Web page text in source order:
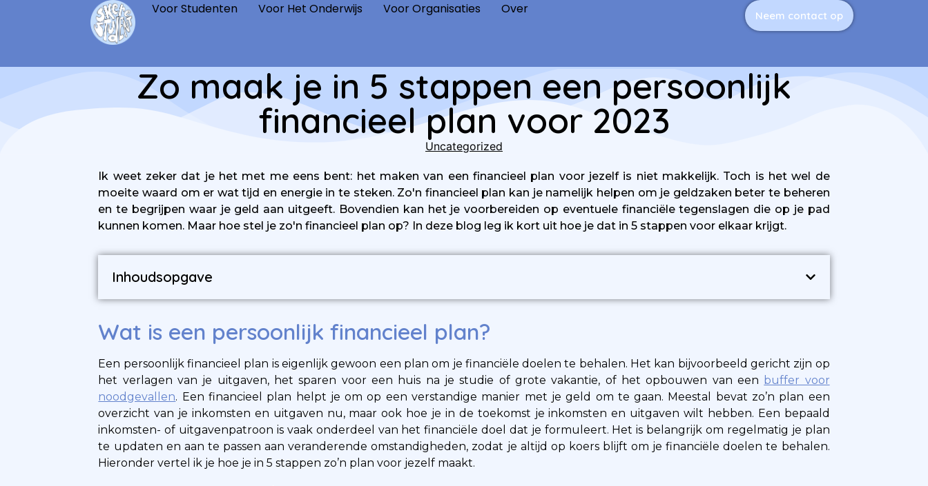
Voor Studenten Voor Het Onderwijs Voor Organisaties Over Neem contact op
Zo maak je in 5 stappen een persoonlijk
financieel plan voor 2023
Uncategorized
Ik weet zeker dat je het met me eens bent: het maken van een financieel plan voor jezelf is niet makkelijk. Toch is het wel de
moeite waard om er wat tijd en energie in te steken. Zo'n financieel plan kan je namelijk helpen om je geldzaken beter te beheren
en te begrijpen waar je geld aan uitgeeft. Bovendien kan het je voorbereiden op eventuele financiële tegenslagen die op je pad
kunnen komen. Maar hoe stel je zo'n financieel plan op? In deze blog leg ik kort uit hoe je dat in 5 stappen voor elkaar krijgt.
Inhoudsopgave
Wat is een persoonlijk financieel plan?
Een persoonlijk financieel plan is eigenlijk gewoon een plan om je financiële doelen te behalen. Het kan bijvoorbeeld gericht zijn op
het verlagen van je uitgaven, het sparen voor een huis na je studie of grote vakantie, of het opbouwen van een buffer voor
noodgevallen. Een financieel plan helpt je om op een verstandige manier met je geld om te gaan. Meestal bevat zo’n plan een
overzicht van je inkomsten en uitgaven nu, maar ook hoe je in de toekomst je inkomsten en uitgaven wilt hebben. Een bepaald
inkomsten- of uitgavenpatroon is vaak onderdeel van het financiële doel dat je formuleert. Het is belangrijk om regelmatig je plan
te updaten en aan te passen aan veranderende omstandigheden, zodat je altijd op koers blijft om je financiële doelen te behalen.
Hieronder vertel ik je hoe je in 5 stappen zo’n plan voor jezelf maakt.